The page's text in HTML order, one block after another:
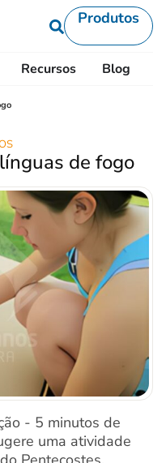
Produtos
Recursos Blog
de fogo
- 5 minutos de
uma atividade